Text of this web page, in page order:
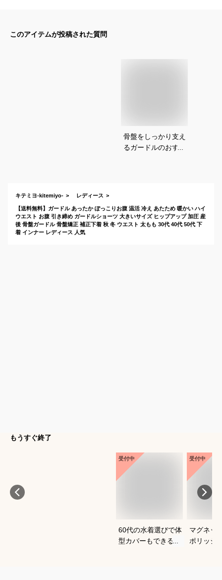
このアイテムが投稿された質問
骨盤をしっかり支え
るガードルのおすす
キテミヨ-kitemiyo- レディース
【送料無料】ガードル あったか ぽっこりお腹 温活 冷え あたため 暖かい ハイ
ウエスト お腹 引き締め ガードルショーツ 大きいサイズ ヒップアップ 加圧 産
後 骨盤ガードル 骨盤矯正 補正下着 秋 冬 ウエスト 太もも 30代 40代 50代 下
着 インナー レディース 人気
もうすぐ終了
受付中
60代の水着選びで体
型カバーもできるお
受付中
マグネッ
ポリッシ